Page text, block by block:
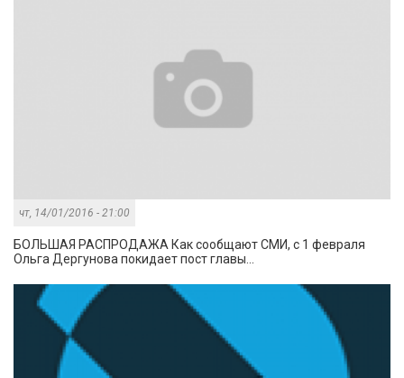
чт, 14/01/2016 - 21:00
БОЛЬШАЯ РАСПРОДАЖА Как сообщают СМИ, с 1 февраля
Ольга Дергунова покидает пост главы...